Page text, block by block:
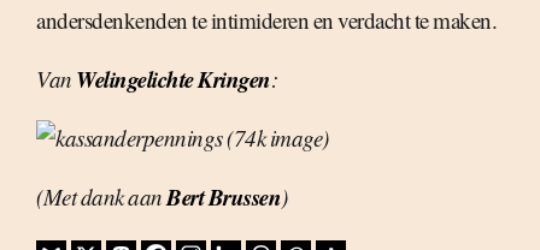
andersdenkenden te intimideren en verdacht te maken.
Van Welingelichte Kringen:
(Met dank aanBert Brussen)